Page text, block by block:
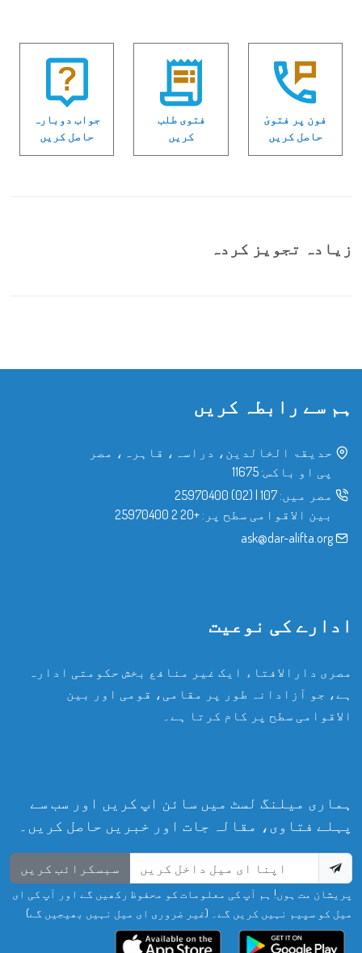
فون پر فتویٰ
حاصل کریں
فتوی طلب
کریں
جواب دوبارہ
حاصل کریں
زیادہ تجویز کردہ
ہم سے رابطہ کریں
حدیقۃ الخالدین، دراسہ، قاہرہ، مصر
پی او باکس: 11675
مصر میں: 107
|
(02) 25970400
بین الاقوامی سطح پر: +20 2 25970400
ask@dar-alifta.org
ادارے کی نوعیت
مصری دارالافتاء ایک غیر منافع بخش حکومتی ادارہ
ہے، جو آزادانہ طور پر مقامی، قومی اور بین
الاقوامی سطح پر کام کرتا ہے۔
ہماری میلنگ لسٹ میں سائن اپ کریں اور سب سے
پہلے فتاوی، مقالہ جات اور خبریں حاصل کریں۔
سبسکرائب کریں
پریشان مت ہوں! ہم آپ کی معلومات کو محفوظ رکھیں گے اور آپ کی ای
میل کو سپیم نہیں کریں گے۔ (غیر ضروری ای میل نہیں بھیجیں گے)